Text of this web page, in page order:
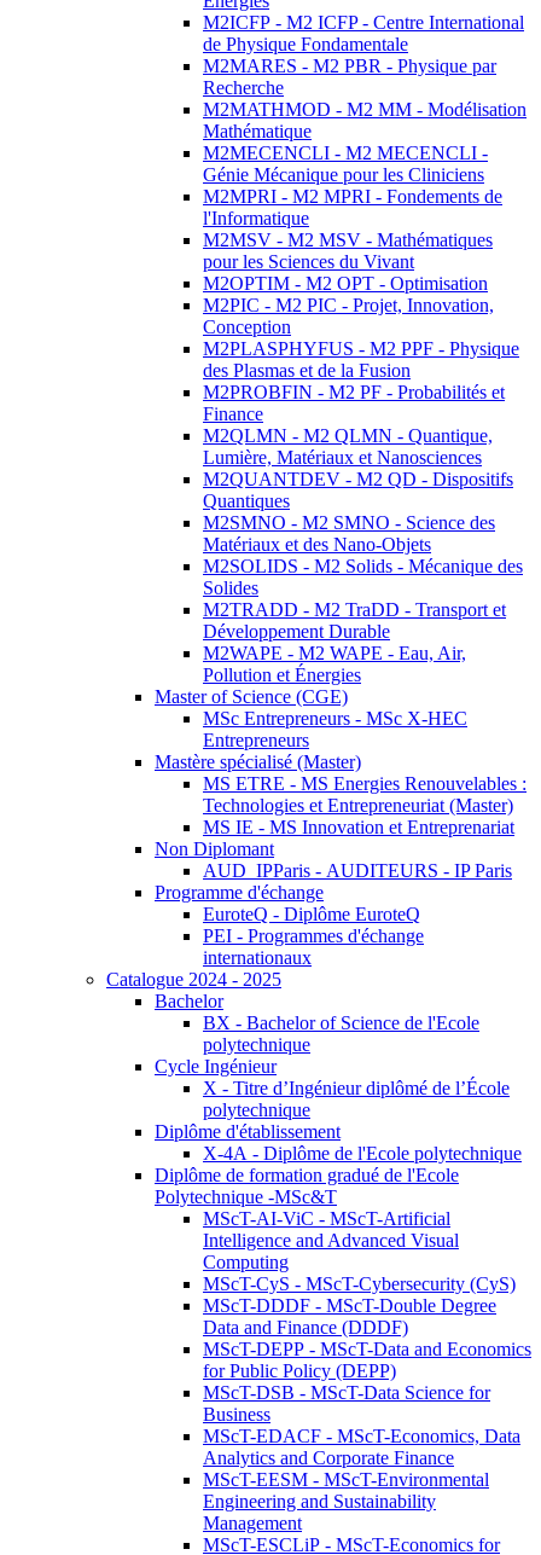
M2ICFP - M2 ICFP - Centre International
de Physique Fondamentale
M2MARES - M2 PBR - Physique par
Recherche
M2MATHMOD - M2 MM - Modélisation
Mathématique
M2MECENCLI - M2 MECENCLI -
Génie Mécanique pour les Cliniciens
M2MPRI - M2 MPRI - Fondements de
l'Informatique
M2MSV - M2 MSV - Mathématiques
pour les Sciences du Vivant
M2OPTIM - M2 OPT - Optimisation
M2PIC - M2 PIC - Projet, Innovation,
Conception
M2PLASPHYFUS - M2 PPF - Physique
des Plasmas et de la Fusion
M2PROBFIN - M2 PF - Probabilités et
Finance
M2QLMN - M2 QLMN - Quantique,
Lumière, Matériaux et Nanosciences
M2QUANTDEV - M2 QD - Dispositifs
Quantiques
M2SMNO - M2 SMNO - Science des
Matériaux et des Nano-Objets
M2SOLIDS - M2 Solids - Mécanique des
Solides
M2TRADD - M2 TraDD - Transport et
Développement Durable
M2WAPE - M2 WAPE - Eau, Air,
Pollution et Énergies
Master of Science (CGE)
MSc Entrepreneurs - MSc X-HEC
Entrepreneurs
Mastère spécialisé (Master)
MS ETRE - MS Energies Renouvelables :
Technologies et Entrepreneuriat (Master)
MS IE - MS Innovation et Entreprenariat
Non Diplomant
AUD_IPParis - AUDITEURS - IP Paris
Programme d'échange
EuroteQ - Diplôme EuroteQ
PEI - Programmes d'échange
internationaux
Catalogue 2024 - 2025
Bachelor
BX - Bachelor of Science de l'Ecole
polytechnique
Cycle Ingénieur
X - Titre d’Ingénieur diplômé de l’École
polytechnique
Diplôme d'établissement
X-4A - Diplôme de l'Ecole polytechnique
Diplôme de formation gradué de l'Ecole
Polytechnique -MSc&T
MScT-AI-ViC - MScT-Artificial
Intelligence and Advanced Visual
Computing
MScT-CyS - MScT-Cybersecurity (CyS)
MScT-DDDF - MScT-Double Degree
Data and Finance (DDDF)
MScT-DEPP - MScT-Data and Economics
for Public Policy (DEPP)
MScT-DSB - MScT-Data Science for
Business
MScT-EDACF - MScT-Economics, Data
Analytics and Corporate Finance
MScT-EESM - MScT-Environmental
Engineering and Sustainability
Management
MScT-ESCLiP - MScT-Economics for